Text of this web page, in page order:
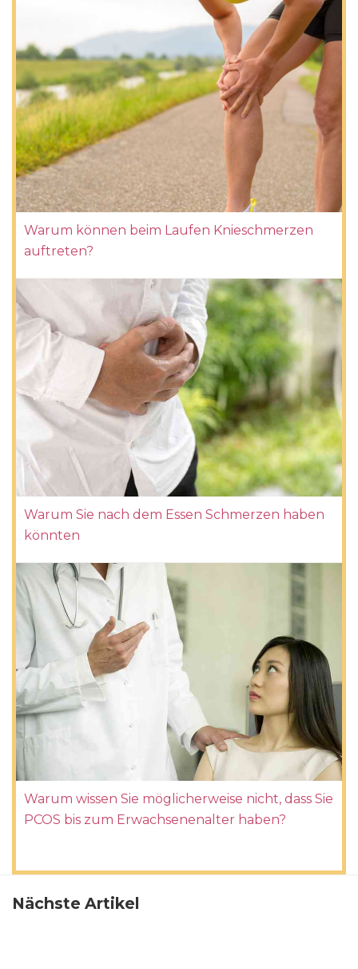
Warum können beim Laufen Knieschmerzen
auftreten?
Warum Sie nach dem Essen Schmerzen haben
könnten
Warum wissen Sie möglicherweise nicht, dass Sie
PCOS bis zum Erwachsenenalter haben?
Nächste Artikel